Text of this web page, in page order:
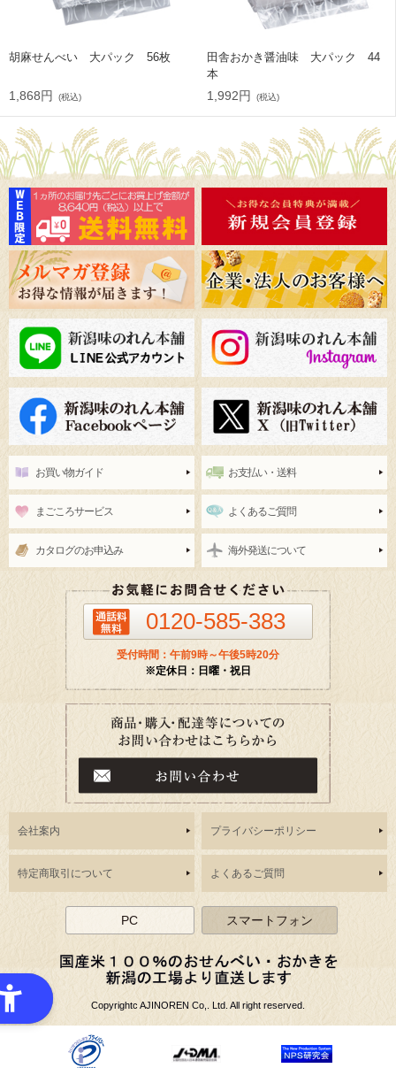
胡麻せんべい 大パック 56枚
1,868円 (税込)
田舎おかき醤油味 大パック 44
本
1,992円 (税込)
お買い物ガイド お支払い・送料
まごころサービス よくあるご質問
カタログのお申込み 海外発送について
0120-585-383
受付時間：午前9時～午後5時20分
※定休日：日曜・祝日
会社案内 プライバシーポリシー
特定商取引について よくあるご質問
PC スマートフォン
Copyrightc AJINOREN Co,. Ltd. All right reserved.